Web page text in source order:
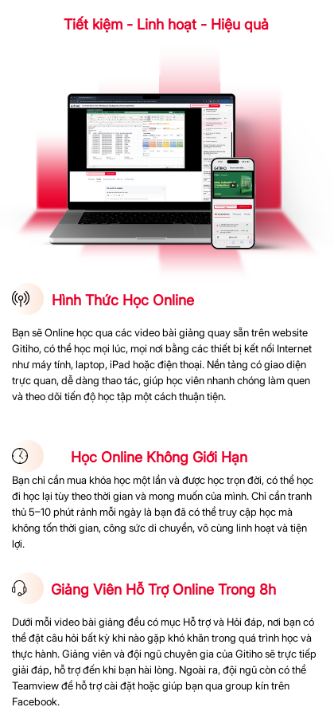
Tiết kiệm - Linh hoạt - Hiệu quả
Hình Thức Học Online
Bạn sẽ Online học qua các video bài giảng quay sẵn trên website
Gitiho, có thể học mọi lúc, mọi nơi bằng các thiết bị kết nối Internet
như máy tính, laptop, iPad hoặc điện thoại. Nền tảng có giao diện
trực quan, dễ dàng thao tác, giúp học viên nhanh chóng làm quen
và theo dõi tiến độ học tập một cách thuận tiện.
Học Online Không Giới Hạn
Bạn chỉ cần mua khóa học một lần và được học trọn đời, có thể học
đi học lại tùy theo thời gian và mong muốn của mình. Chỉ cần tranh
thủ 5–10 phút rảnh mỗi ngày là bạn đã có thể truy cập học mà
không tốn thời gian, công sức di chuyển, vô cùng linh hoạt và tiện
lợi.
Giảng Viên Hỗ Trợ Online Trong 8h
Dưới mỗi video bài giảng đều có mục Hỗ trợ và Hỏi đáp, nơi bạn có
thể đặt câu hỏi bất kỳ khi nào gặp khó khăn trong quá trình học và
thực hành. Giảng viên và đội ngũ chuyên gia của Gitiho sẽ trực tiếp
giải đáp, hỗ trợ đến khi bạn hài lòng. Ngoài ra, đội ngũ còn có thể
Teamview để hỗ trợ cài đặt hoặc giúp bạn qua group kín trên
Facebook.